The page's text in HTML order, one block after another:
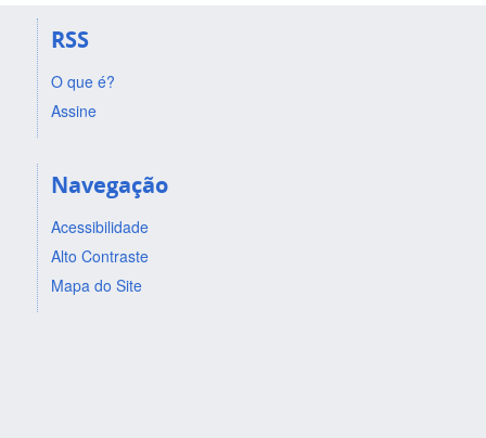
RSS
O que é?
Assine
Navegação
Acessibilidade
Alto Contraste
Mapa do Site